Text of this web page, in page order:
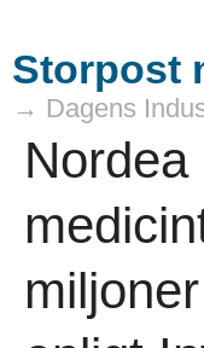
Storpost
→ Dagens